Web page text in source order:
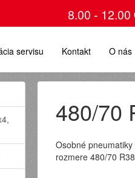
8.00 - 12.00
servisu Kontakt O nás
480/70
Osobné
rozmere 480/70